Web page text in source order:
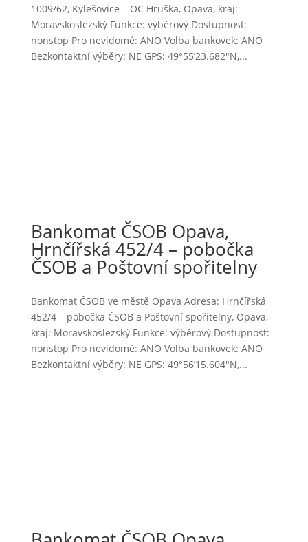
1009/62, Kylešovice – OC Hruška, Opava, kraj:
Moravskoslezský Funkce: výběrový Dostupnost:
nonstop Pro nevidomé: ANO Volba bankovek: ANO
Bezkontaktní výběry: NE GPS: 49°55’23.682″N,...
Bankomat ČSOB Opava,
Hrnčířská 452/4 – pobočka
ČSOB a Poštovní spořitelny
Bankomat ČSOB ve městě Opava Adresa: Hrnčířská
452/4 – pobočka ČSOB a Poštovní spořitelny, Opava,
kraj: Moravskoslezský Funkce: výběrový Dostupnost:
nonstop Pro nevidomé: ANO Volba bankovek: ANO
Bezkontaktní výběry: NE GPS: 49°56’15.604″N,...